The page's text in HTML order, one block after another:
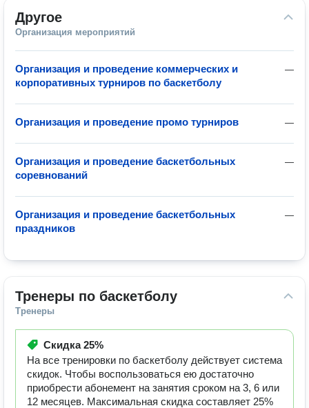
Другое
Организация мероприятий
—
Организация и проведение коммерческих и
корпоративных турниров по баскетболу
—
Организация и проведение промо турниров
—
Организация и проведение баскетбольных
соревнований
—
Организация и проведение баскетбольных
праздников
Тренеры по баскетболу
Тренеры
Скидка25%
На все тренировки по баскетболу действует система
скидок. Чтобы воспользоваться ею достаточно
приобрести абонемент на занятия сроком на 3, 6 или
12 месяцев. Максимальная скидка составляет 25%